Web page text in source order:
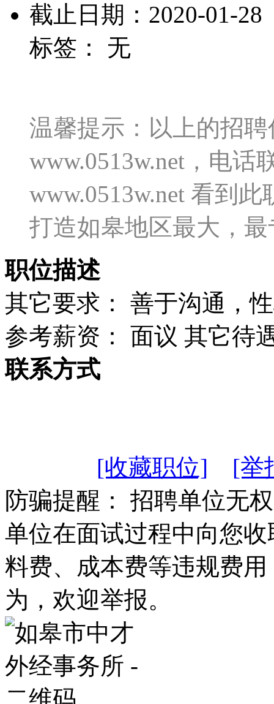
截止日期：2020-01-28
标签： 无
温馨提示：以上的招
www.0513w.net，电
www.0513w.net 看到
打造如皋地区最大，
职位描述
其它要求： 善于沟通，
参考薪资： 面议 其它待
联系方式
[收藏职位]
[举
防骗提醒： 招聘单位无
单位在面试过程中向您
料费、成本费等违规费
为，欢迎举报。